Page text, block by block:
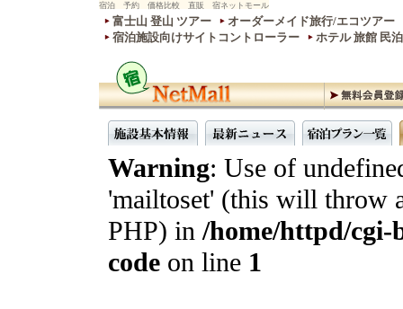
宿泊 予約 価格比較 直販 宿ネットモール
富士山 登山 ツアー
オーダーメイド旅行/エコツアー
宿泊施設向けサイトコントローラー
ホテル 旅館 民
Warning: Use of
'mailtoset' (this will throw
PHP) in/home/httpd/cgi-
code on line 1